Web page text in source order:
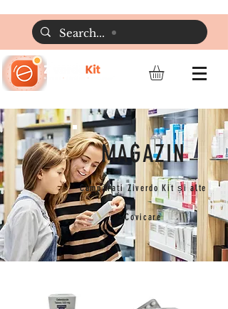
MAGAZIN
Cumpărați Ziverdo Kit și alte
Covicare